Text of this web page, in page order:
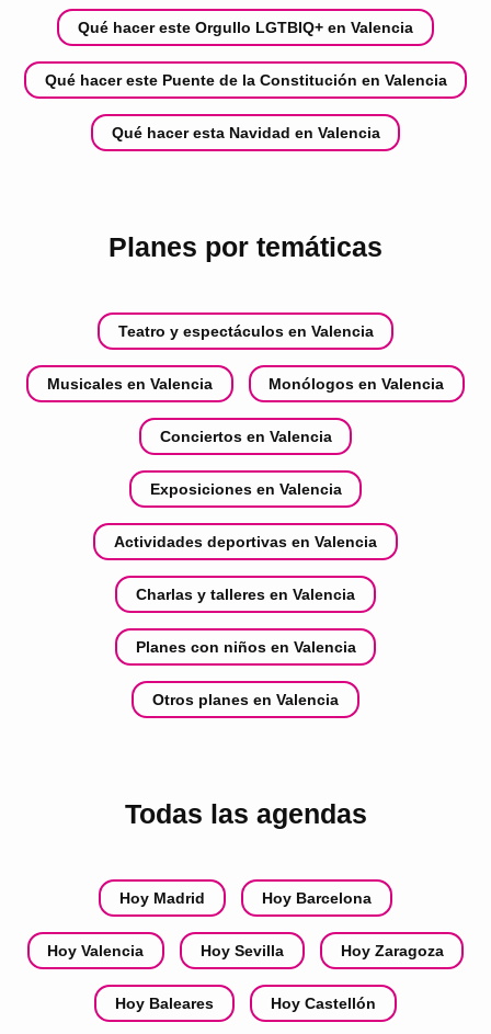
Qué hacer este Orgullo LGTBIQ+ en Valencia
Qué hacer este Puente de la Constitución en Valencia
Qué hacer esta Navidad en Valencia
Planes por temáticas
Teatro y espectáculos en Valencia
Musicales en Valencia Monólogos en Valencia
Conciertos en Valencia
Exposiciones en Valencia
Actividades deportivas en Valencia
Charlas y talleres en Valencia
Planes con niños en Valencia
Otros planes en Valencia
Todas las agendas
Hoy Madrid Hoy Barcelona
Hoy Valencia Hoy Sevilla Hoy Zaragoza
Hoy Baleares Hoy Castellón